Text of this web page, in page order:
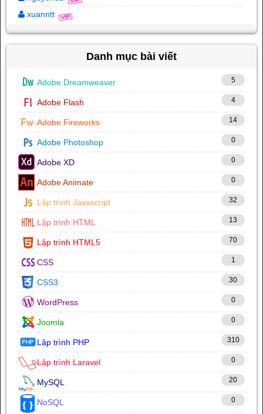
xuanntt
Danh mục bài viết
Adobe Dreamweaver 5
Adobe Flash 4
Adobe Fireworks 14
Adobe Photoshop 0
Adobe XD 0
Adobe Animate 0
Lập trình Javascript 32
Lập trình HTML 13
Lập trình HTML5 70
CSS 1
CSS3 30
WordPress 0
Joomla 0
Lập trình PHP 310
Lập trình Laravel 0
MySQL 20
NoSQL 0